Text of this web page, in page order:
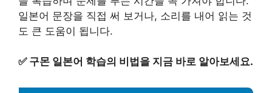
일본어 문장을 직접 써 보거나, 소리를 내어 읽는 것
도 큰 도움이 됩니다.
✅ 구몬 일본어 학습의 비법을 지금 바로 알아보세요.